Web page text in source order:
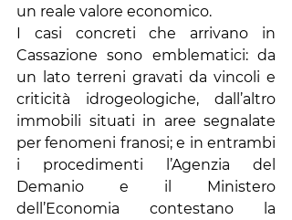
un reale valore economico.
I casi concreti che arrivano in
Cassazione sono emblematici: da
un lato terreni gravati da vincoli e
criticità idrogeologiche, dall’altro
immobili situati in aree segnalate
per fenomeni franosi; e in entrambi
i procedimenti l’Agenzia del
Demanio e il Ministero
dell’Economia contestano la